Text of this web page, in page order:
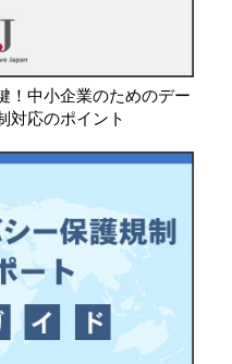
！中小企業のためのデー
対応のポイント